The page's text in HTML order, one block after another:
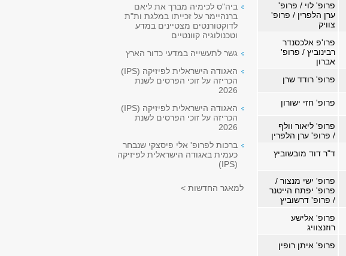
פרופ' לוי / פרופ'
ערן הלפרין / פרופ'
צוויק
פרו'פ אלכסנדר
רבינוביץ / פרופ'
אברון
פרופ' רודד שרן
פרופ' חזי ישורון
פרופ' ליאור וולף
/ פרופ' ערן הלפרין
ד"ר דוד מובשוביץ
פרופ' ישי מנצור /
פרופ' יפתח הייטנר
/ פרופ' דרשוביץ
פרופ' אלישע
רוזנצוויג
פרופ' איתן רופין
ביה"ס לכימיה מברך את ליאם
ברנהיימר על זכייתו במלגת ות"ת
לדוקטורנטים מצטיינים במדע
וטכנולוגיה קוונטיים
גשר לתעשייה במדעי כדור הארץ
האגודה הישראלית לפיזיקה (IPS)
הכריזה על זוכי הפרסים לשנת
2026
האגודה הישראלית לפיזיקה (IPS)
הכריזה על זוכי הפרסים לשנת
2026
ברכות לפרופ' אלי פיסצקי שנבחר
כעמית באגודה הישראלית לפיזיקה
(IPS)
למאגר החדשות >